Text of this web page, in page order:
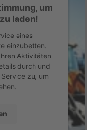
um
laden!
eines
einzubetten.
Aktivitäten
durch und
zu, um